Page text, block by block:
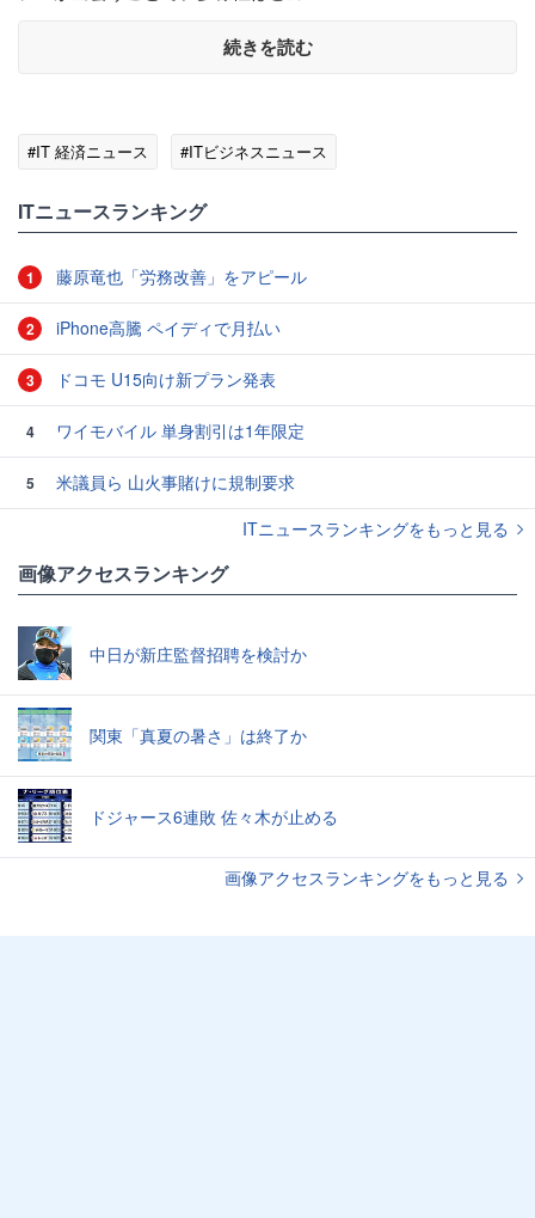
続きを読む
#IT 経済ニュース #ITビジネスニュース
ITニュースランキング
1 藤原竜也「労務改善」をアピール
2 iPhone高騰 ペイディで月払い
3 ドコモ U15向け新プラン発表
4 ワイモバイル 単身割引は1年限定
5
米議員ら 山火事賭けに規制要求
ITニュースランキングをもっと見る
画像アクセスランキング
中日が新庄監督招聘を検討か
関東「真夏の暑さ」は終了か
ドジャース6連敗 佐々木が止める
画像アクセスランキングをもっと見る